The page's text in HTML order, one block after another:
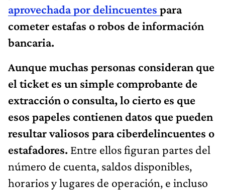
aprovechada por delincuentes para
cometer estafas o robos de información
bancaria.
Aunque muchas personas consideran que
el ticket es un simple comprobante de
extracción o consulta, lo cierto es que
esos papeles contienen datos que pueden
resultar valiosos para ciberdelincuentes o
estafadores. Entre ellos figuran partes del
número de cuenta, saldos disponibles,
horarios y lugares de operación, e incluso